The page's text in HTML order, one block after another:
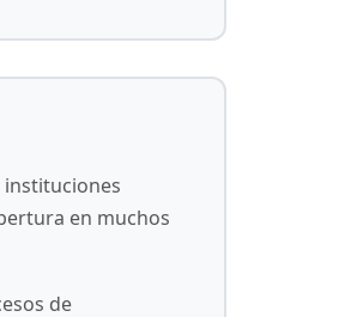
instituciones
en muchos
de